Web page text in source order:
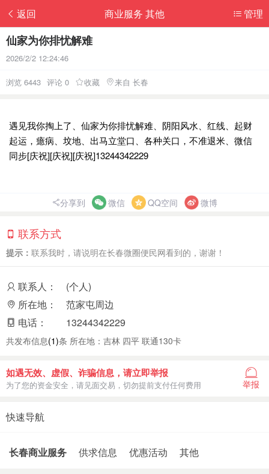
返回 管理
商业服务 其他
仙家为你排忧解难
2026/2/2 12:24:46
浏览 6443 评论 0 收藏 来自 长春
遇见我你掏上了、仙家为你排忧解难、阴阳风水、红线、起财
起运，癔病、坟地、出马立堂口、各种关口，不准退米、微信
同步[庆祝][庆祝][庆祝]13244342229
分享到 微信 QQ空间 微博
联系方式
提示： 联系我时，请说明在长春微圈便民网看到的，谢谢！
联系人：
(个人)
所在地：
范家屯周边
电话：
13244342229
共发布信息(1)条 所在地：吉林 四平 联通130卡
如遇无效、虚假、诈骗信息，请立即举报
为了您的资金安全，请见面交易，切勿提前支付任何费用 举报
快速导航
长春商业服务 供求信息 优惠活动 其他